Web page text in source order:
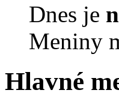
Dnes je
Meniny
Hlavné